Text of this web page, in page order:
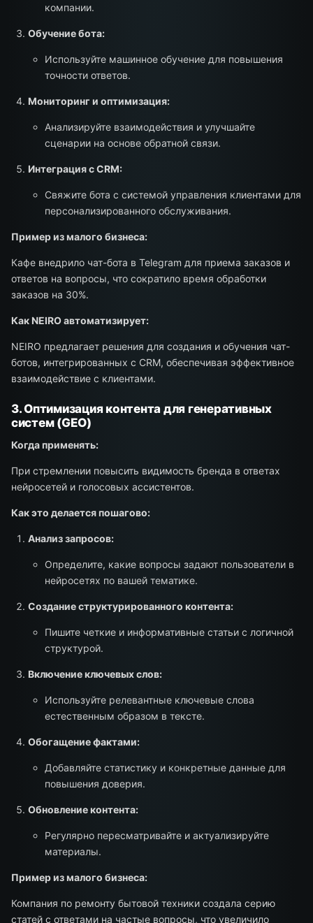
компании.
Обучение бота:
Используйте машинное обучение для повышения
точности ответов.
Мониторинг и оптимизация:
Анализируйте взаимодействия и улучшайте
сценарии на основе обратной связи.
Интеграция с CRM:
Свяжите бота с системой управления клиентами для
персонализированного обслуживания.
Пример из малого бизнеса:
Кафе внедрило чат-бота в Telegram для приема заказов и
ответов на вопросы, что сократило время обработки
заказов на 30%.
Как NEIRO автоматизирует:
NEIRO предлагает решения для создания и обучения чат-
ботов, интегрированных с CRM, обеспечивая эффективное
взаимодействие с клиентами.
3. Оптимизация контента для генеративных
систем (GEO)
Когда применять:
При стремлении повысить видимость бренда в ответах
нейросетей и голосовых ассистентов.
Как это делается пошагово:
Анализ запросов:
Определите, какие вопросы задают пользователи в
нейросетях по вашей тематике.
Создание структурированного контента:
Пишите четкие и информативные статьи с логичной
структурой.
Включение ключевых слов:
Используйте релевантные ключевые слова
естественным образом в тексте.
Обогащение фактами:
Добавляйте статистику и конкретные данные для
повышения доверия.
Обновление контента:
Регулярно пересматривайте и актуализируйте
материалы.
Пример из малого бизнеса:
Компания по ремонту бытовой техники создала серию
статей с ответами на частые вопросы, что увеличило